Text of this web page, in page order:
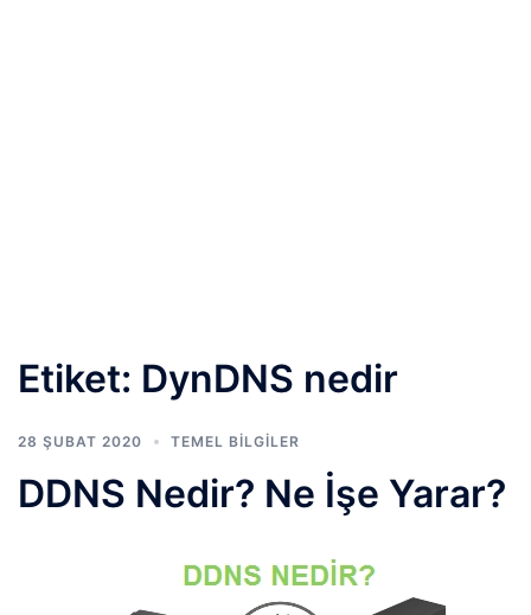
Etiket: DynDNS nedir
28 ŞUBAT 2020 TEMEL BİLGİLER
DDNS Nedir? Ne İşe Yarar?